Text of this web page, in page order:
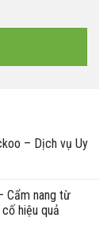
– Dịch vụ Uy
Cẩm nang từ
hiệu quả